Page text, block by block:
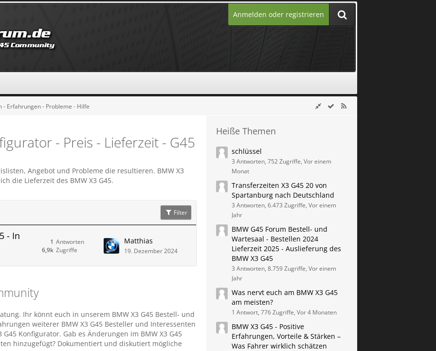
Anmelden oder registrieren
- Erfahrungen - Probleme - Hilfe
- Preis - Lieferzeit - G45
Angebot und Probleme die resultieren. BMW X3
die Lieferzeit des BMW X3 G45.
Filter
- In Antworten
1
Zugriffe
6,9k
Matthias
19. Dezember 2024
Ihr könnt euch in unserem BMW X3 G45 Bestell- und
weiterer BMW X3 G45 Besteller und Interessenten
Konfigurator. Gab es Änderungen im BMW X3 G45
hinzugefügt? Dokumentiert und diskutiert mögliche
Heiße Themen
schlüssel
3 Antworten, 752 Zugriffe, Vor einem
Monat
Transferzeiten X3 G45 20 von
Spartanburg nach Deutschland
3 Antworten, 6.473 Zugriffe, Vor einem
Jahr
BMW G45 Forum Bestell- und
Wartesaal - Bestellen 2024
Lieferzeit 2025 - Auslieferung des
BMW X3 G45
3 Antworten, 8.759 Zugriffe, Vor einem
Jahr
Was nervt euch am BMW X3 G45
am meisten?
1 Antwort, 776 Zugriffe, Vor 4 Monaten
BMW X3 G45 - Positive
Erfahrungen, Vorteile & Stärken –
Was Fahrer wirklich schätzen